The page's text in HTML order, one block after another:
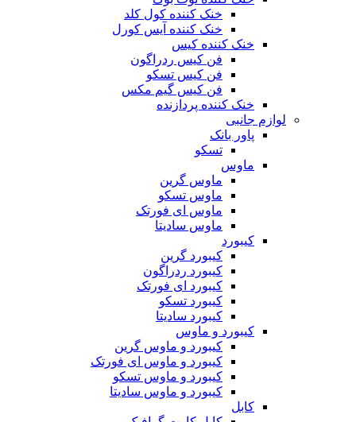
خنک کننده کول کلد
خنک کننده آیس کورل
خنک کننده کیس
فن کیس ردراگون
فن کیس تسکو
فن کیس گیم مکس
خنک کننده پردازنده
لوازم جانبی
پاور بانک
تسکو
ماوس
ماوس گرین
ماوس تسکو
ماوس ای فورتک
ماوس سادیتا
کیبورد
کیبورد گرین
کیبورد ردراگون
کیبورد ای فورتک
کیبورد تسکو
کیبورد سادیتا
کیبورد و ماوس
کیبورد و ماوس گرین
کیبورد و ماوس ای فورتک
کیبورد و ماوس تسکو
کیبورد و ماوس سادیتا
کابل